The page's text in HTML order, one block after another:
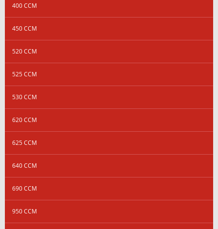
400 CCM
450 CCM
520 CCM
525 CCM
530 CCM
620 CCM
625 CCM
640 CCM
690 CCM
950 CCM